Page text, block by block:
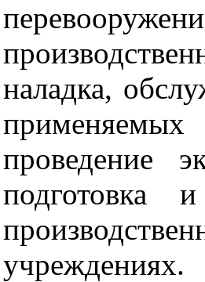
наладка,
применяемых
проведение
подготовка
учреждениях.